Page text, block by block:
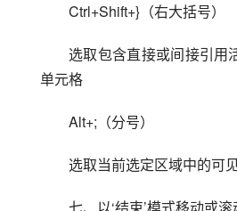
Ctrl+Shift+}（右大括号）
选取包含直接或间接引用
单元格
Alt+;（分号）
选取当前选定区域中的可